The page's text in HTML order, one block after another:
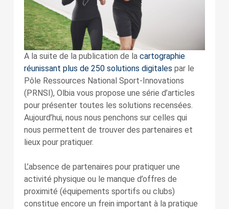
A la suite de la publication de la cartographie
réunissant plus de 250 solutions digitales par le
Pôle Ressources National Sport-Innovations
(PRNSI), Olbia vous propose une série d’articles
pour présenter toutes les solutions recensées.
Aujourd’hui, nous nous penchons sur celles qui
nous permettent de trouver des partenaires et
lieux pour pratiquer.
L’absence de partenaires pour pratiquer une
activité physique ou le manque d’offres de
proximité (équipements sportifs ou clubs)
constitue encore un frein important à la pratique